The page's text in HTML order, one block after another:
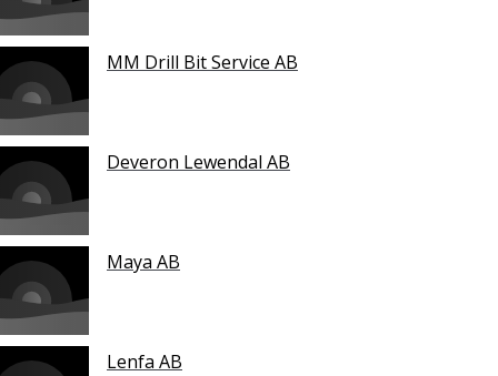
MM Drill Bit Service AB
Deveron Lewendal AB
Maya AB
Lenfa AB